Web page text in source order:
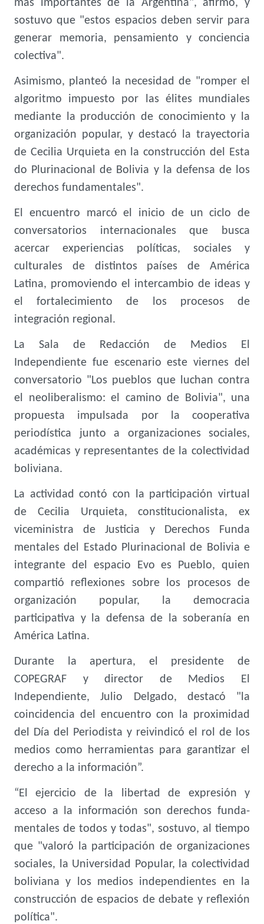
más importantes de la Argentina", afirmó, y
sostuvo que "estos espacios deben servir para
generar memoria, pensamiento y conciencia
colectiva".
Asimismo, planteó la necesidad de "romper el
algoritmo impuesto por las élites mundiales
mediante la producción de conocimiento y la
organización popular, y destacó la trayectoria
de Cecilia Urquieta en la construcción del Esta
do Plurinacional de Bolivia y la defensa de los
derechos fundamentales".
El encuentro marcó el inicio de un ciclo de
conversatorios internacionales que busca
acercar experiencias políticas, sociales y
culturales de distintos países de América
Latina, promoviendo el intercambio de ideas y
el fortalecimiento de los procesos de
integración regional.
La Sala de Redacción de Medios El
Independiente fue escenario este viernes del
conversatorio "Los pueblos que luchan contra
el neoliberalismo: el camino de Bolivia", una
propuesta impulsada por la cooperativa
periodística junto a organizaciones sociales,
académicas y representantes de la colectividad
boliviana.
La actividad contó con la participación virtual
de Cecilia Urquieta, constitucionalista, ex
viceministra de Justicia y Derechos Funda
mentales del Estado Plurinacional de Bolivia e
integrante del espacio Evo es Pueblo, quien
compartió reflexiones sobre los procesos de
organización popular, la democracia
participativa y la defensa de la soberanía en
América Latina.
Durante la apertura, el presidente de
COPEGRAF y director de Medios El
Independiente, Julio Delgado, destacó "la
coincidencia del encuentro con la proximidad
del Día del Periodista y reivindicó el rol de los
medios como herramientas para garantizar el
derecho a la información”.
“El ejercicio de la libertad de expresión y
acceso a la información son derechos funda-
mentales de todos y todas", sostuvo, al tiempo
que "valoró la participación de organizaciones
sociales, la Universidad Popular, la colectividad
boliviana y los medios independientes en la
construcción de espacios de debate y reflexión
política".